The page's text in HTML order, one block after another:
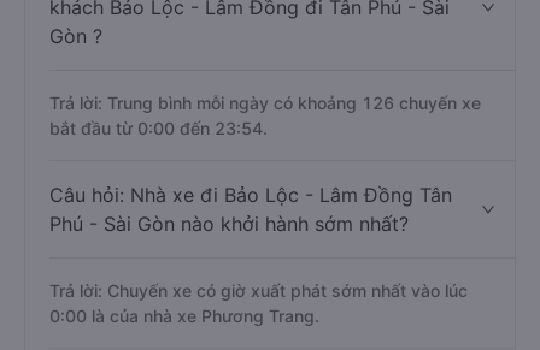
khách Bảo Lộc - Lâm Đồng đi Tân Phú - Sài
Gòn ?
Trả lời: Trung bình mỗi ngày có khoảng 126 chuyến xe
bắt đầu từ 0:00 đến 23:54.
Câu hỏi: Nhà xe đi Bảo Lộc - Lâm Đồng Tân
Phú - Sài Gòn nào khởi hành sớm nhất?
Trả lời: Chuyến xe có giờ xuất phát sớm nhất vào lúc
0:00 là của nhà xe Phương Trang.